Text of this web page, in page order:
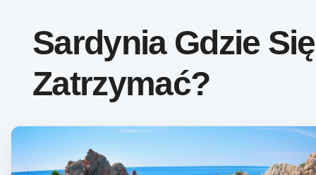
Sardynia Gdzie Się
Zatrzymać?